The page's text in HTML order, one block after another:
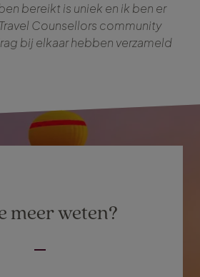
bereikt is uniek en ik ben er
Counsellors community
bij elkaar hebben verzameld
meer weten?